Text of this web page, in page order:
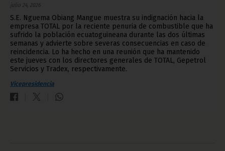
julio 24, 2026
S.E. Nguema Obiang Mangue muestra su indignación hacia la
empresa TOTAL por la reciente penuria de combustible que ha
sufrido la población ecuatoguineana durante las dos últimas
semanas y advierte sobre severas consecuencias en caso de
reincidencia. Lo ha hecho en una reunión que ha mantenido
este jueves con los directores generales de TOTAL, Gepetrol
Servicios y Tradex, respectivamente.
Vicepresidencia